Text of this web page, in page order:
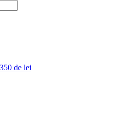
de lei